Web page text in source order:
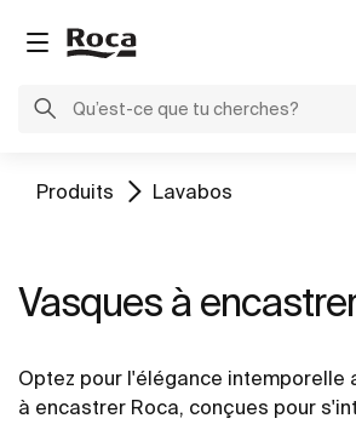
Produits Lavabos
Vasques à
Optez pour l'élégance intemporelle
à encastrer Roca, conçues pour